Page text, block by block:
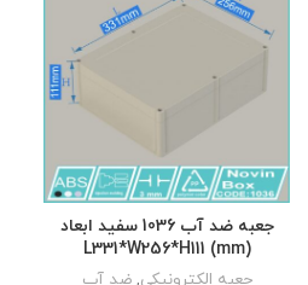
جعبه ضد آب 1036 سفید ابعاد
L331*W256*H111 (mm)
جعبه الکترونیکی,ضد آب